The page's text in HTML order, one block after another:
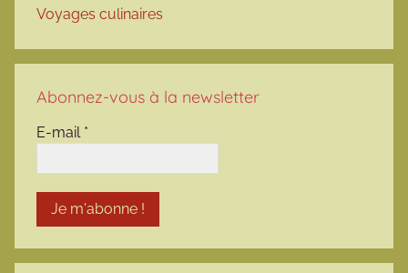
Voyages culinaires
Abonnez-vous à la newsletter
E-mail *